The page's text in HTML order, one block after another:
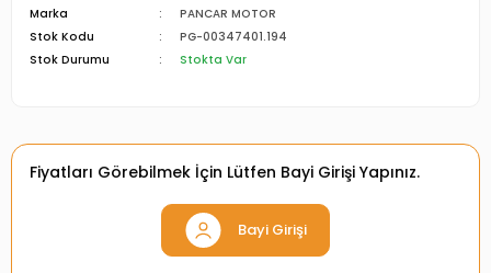
Marka
PANCAR MOTOR
Stok Kodu
PG-00347401.194
Stok Durumu
Stokta Var
Fiyatları Görebilmek İçin Lütfen Bayi Girişi Yapınız.
Bayi Girişi